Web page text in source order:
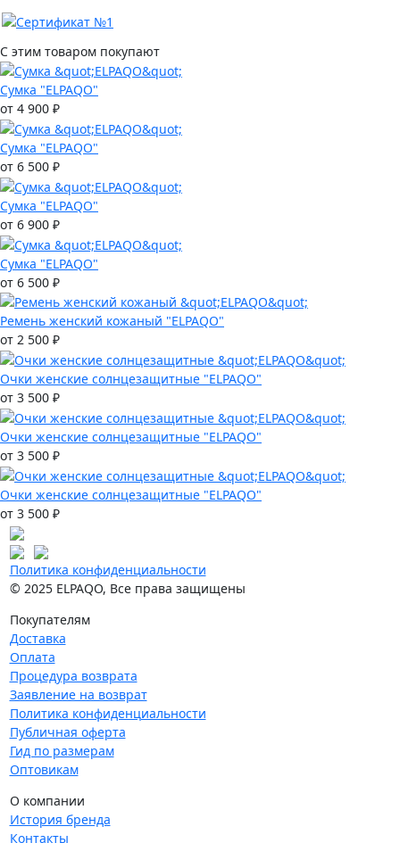
С этим товаром покупают
Сумка "ELPAQO"
от 4 900 ₽
Сумка "ELPAQO"
от 6 500 ₽
Сумка "ELPAQO"
от 6 900 ₽
Сумка "ELPAQO"
от 6 500 ₽
Ремень женский кожаный "ELPAQO"
от 2 500 ₽
Очки женские солнцезащитные "ELPAQO"
от 3 500 ₽
Очки женские солнцезащитные "ELPAQO"
от 3 500 ₽
Очки женские солнцезащитные "ELPAQO"
от 3 500 ₽
Политика конфиденциальности
© 2025 ELPAQO, Все права защищены
Покупателям
Доставка
Оплата
Процедура возврата
Заявление на возврат
Политика конфиденциальности
Публичная оферта
Гид по размерам
Оптовикам
О компании
История бренда
Контакты